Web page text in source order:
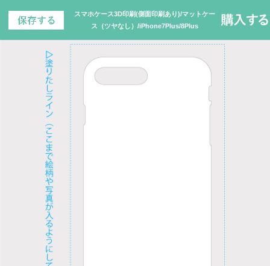
スマホケース3D印刷(側面印刷あり)/マットケー
ス（ツヤなし）/iPhone7Plus/8Plus